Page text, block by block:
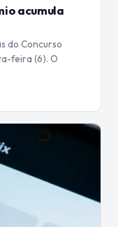
acumula
do Concurso
feira (6). O